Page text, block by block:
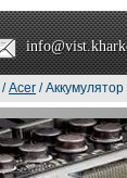
/Acer /